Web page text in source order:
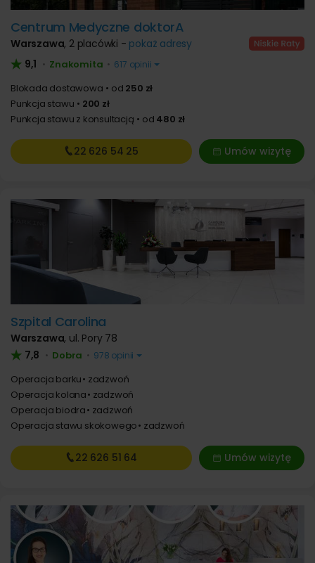
Centrum Medyczne doktorA
Warszawa, 2 placówki - pokaż adresy
9,1 • Znakomita • 617 opinii
Blokada dostawowa od 250 zł
Punkcja stawu
200 zł
Punkcja stawu z konsultacją
od 480 zł
Umów wizytę
22 626 54 25
Szpital Carolina
Warszawa, ul. Pory 78
7,8 • Dobra • 978 opinii
Operacja barku zadzwoń
Operacja kolana zadzwoń
Operacja biodra zadzwoń
Operacja stawu skokowego zadzwoń
Umów wizytę
22 626 51 64